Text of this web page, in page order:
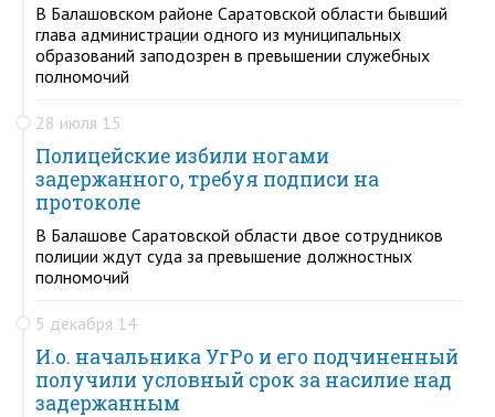
В Балашовском районе Саратовской области бывший
глава администрации одного из муниципальных
образований заподозрен в превышении служебных
полномочий
28 июля 15
Полицейские избили ногами
задержанного, требуя подписи на
протоколе
В Балашове Саратовской области двое сотрудников
полиции ждут суда за превышение должностных
полномочий
5 декабря 14
И.о. начальника УгРо и его подчиненный
получили условный срок за насилие над
задержанным